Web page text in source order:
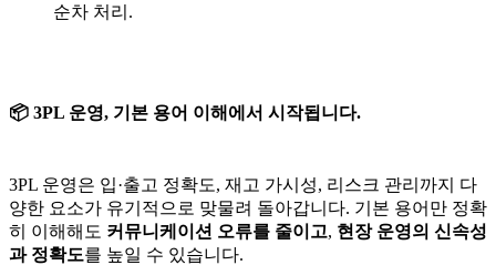
순차 처리.
📦 3PL 운영, 기본 용어 이해에서 시작됩니다.
3PL 운영은 입·출고 정확도, 재고 가시성, 리스크 관리까지 다
양한 요소가 유기적으로 맞물려 돌아갑니다. 기본 용어만 정확
히 이해해도 커뮤니케이션 오류를 줄이고, 현장 운영의 신속성
과 정확도를 높일 수 있습니다.